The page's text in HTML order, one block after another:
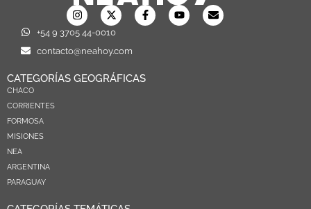
+54 9 3705 44-0010
contacto@neahoy.com
CATEGORÍAS GEOGRÁFICAS
CHACO
CORRIENTES
FORMOSA
MISIONES
NEA
ARGENTINA
PARAGUAY